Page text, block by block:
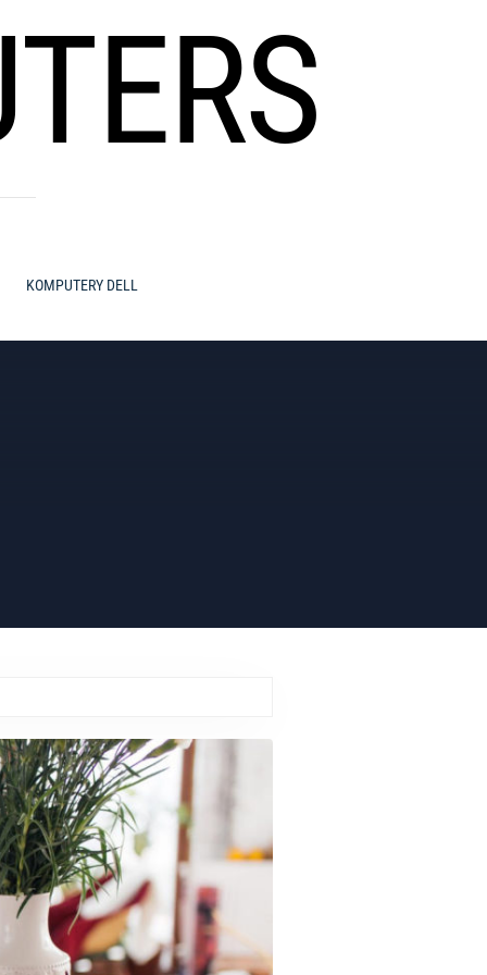
KOMPUTERY DELL